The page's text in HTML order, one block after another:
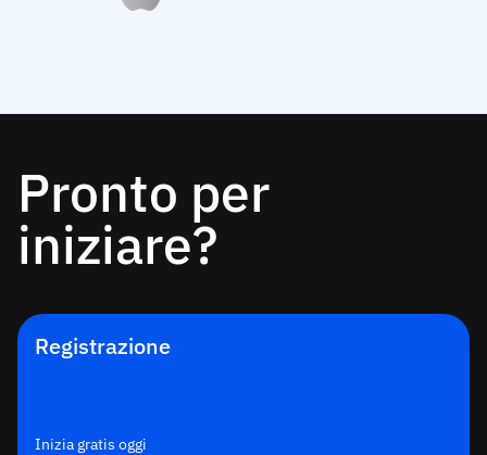
Pronto per
iniziare?
Registrazione
Inizia gratis oggi